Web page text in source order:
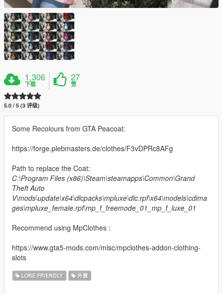
1,306
下载
27
赞
5.0 / 5 (3 评级)
Some Recolours from GTA Peacoat:
https://forge.plebmasters.de/clothes/F3vDPRc8AFg
Path to replace the Coat:
C:\Program Files (x86)\Steam\steamapps\Common\Grand
Theft Auto
V\mods\update\x64\dlcpacks\mpluxe\dlc.rpf\x64\models\cdima
ges\mpluxe_female.rpf\mp_f_freemode_01_mp_f_luxe_01
Recommend using MpClothes :
https://www.gta5-mods.com/misc/mpclothes-addon-clothing-
slots
LORE FRIENDLY 外套